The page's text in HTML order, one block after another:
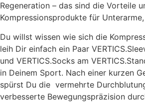
Regeneration – das sind die Vorteile
Kompressionsprodukte für Unterarme,
Du willst wissen wie sich die
leih Dir einfach ein Paar
und VERTICS.Socks am
in Deinem Sport. Nach einer kurzen
spürst Du die vermehrte
verbesserte Bewegungspräzision